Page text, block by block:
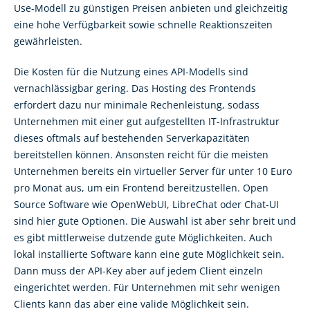
Use-Modell zu günstigen Preisen anbieten und gleichzeitig
eine hohe Verfügbarkeit sowie schnelle Reaktionszeiten
gewährleisten.
Die Kosten für die Nutzung eines API-Modells sind
vernachlässigbar gering. Das Hosting des Frontends
erfordert dazu nur minimale Rechenleistung, sodass
Unternehmen mit einer gut aufgestellten IT-Infrastruktur
dieses oftmals auf bestehenden Serverkapazitäten
bereitstellen können. Ansonsten reicht für die meisten
Unternehmen bereits ein virtueller Server für unter 10 Euro
pro Monat aus, um ein Frontend bereitzustellen. Open
Source Software wie OpenWebUI, LibreChat oder Chat-UI
sind hier gute Optionen. Die Auswahl ist aber sehr breit und
es gibt mittlerweise dutzende gute Möglichkeiten. Auch
lokal installierte Software kann eine gute Möglichkeit sein.
Dann muss der API-Key aber auf jedem Client einzeln
eingerichtet werden. Für Unternehmen mit sehr wenigen
Clients kann das aber eine valide Möglichkeit sein.